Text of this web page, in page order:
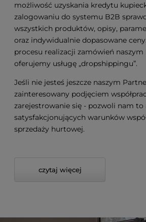
możliwość uzyskania kredytu
zalogowaniu do systemu B2B
wszystkich produktów, opisy,
oraz indywidualnie dopasowane
procesu realizacji zamówień
oferujemy usługę „dropshippingu”.
Jeśli nie jesteś jeszcze naszym
zainteresowany podjęciem
zarejestrowanie się - pozwoli nam to
satysfakcjonujących warunków
sprzedaży hurtowej.
czytaj więcej